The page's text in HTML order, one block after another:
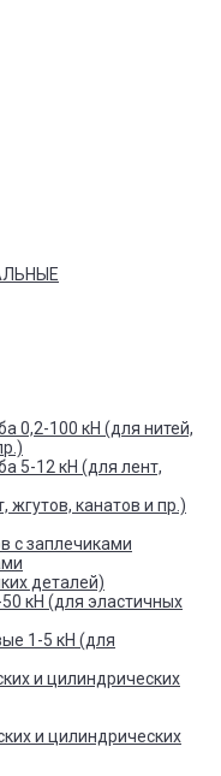
0,2-100 кН (для нитей,
5-12 кН (для лент,
канатов и пр.)
с заплечиками
деталей)
кН (для эластичных
1-5 кН (для
и цилиндрических
и цилиндрических